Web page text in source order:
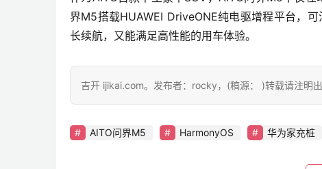
界M5搭载HUAWEI DriveONE纯电驱增程平台，
长续航，又能满足高性能的用车体验。
吉开 ijikai.com。发布者：rocky，(稿源： )转载请注明出
AITO问界M5 HarmonyOS 华为家充桩